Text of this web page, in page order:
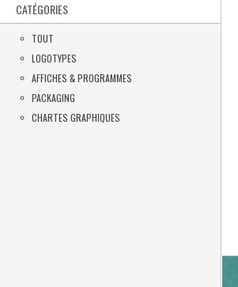
CATÉGORIES
TOUT
LOGOTYPES
AFFICHES & PROGRAMMES
PACKAGING
CHARTES GRAPHIQUES